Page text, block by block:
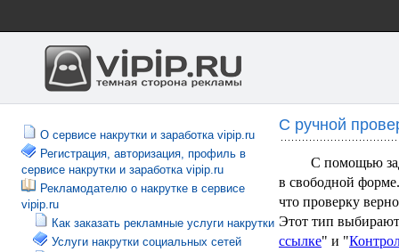
О сервисе накрутки и заработка vipip.ru
Регистрация, авторизация, профиль в
сервисе накрутки и заработка vipip.ru
Рекламодателю о накрутке в сервисе
vipip.ru
Как заказать рекламные услуги накрутки
Услуги накрутки социальных сетей
С ручной
С помощью
в свободной
что проверку
Этот тип выбирают
ссылке" и "